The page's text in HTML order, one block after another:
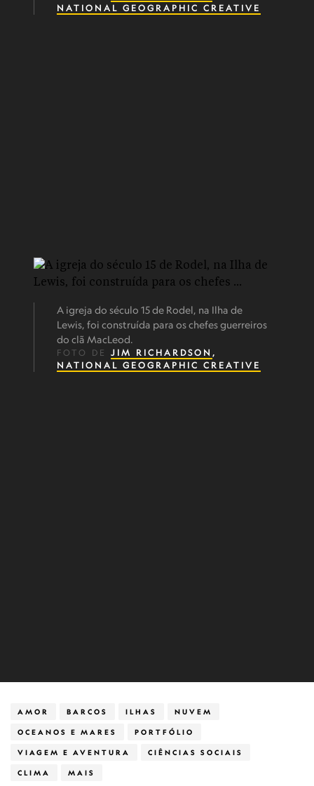
NATIONAL GEOGRAPHIC CREATIVE
A igreja do século 15 de Rodel, na Ilha de
Lewis, foi construída para os chefes guerreiros
do clã MacLeod.
FOTO DE JIM RICHARDSON ,
NATIONAL GEOGRAPHIC CREATIVE
AMOR BARCOS ILHAS NUVEM
OCEANOS E MARES PORTFÓLIO
VIAGEM E AVENTURA CIÊNCIAS SOCIAIS
CLIMA MAIS